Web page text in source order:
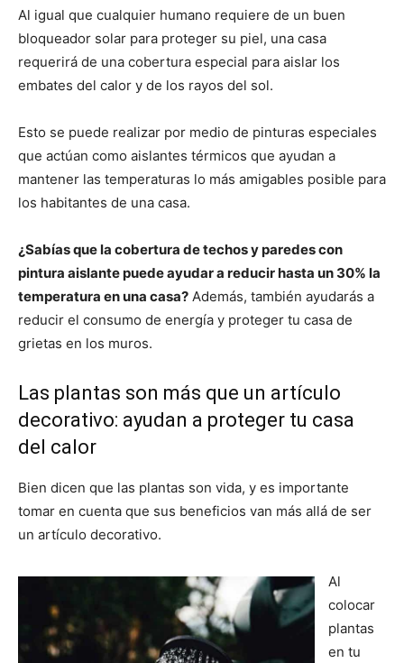
Al igual que cualquier humano requiere de un buen
bloqueador solar para proteger su piel, una casa
requerirá de una cobertura especial para aislar los
embates del calor y de los rayos del sol.
Esto se puede realizar por medio de pinturas especiales
que actúan como aislantes térmicos que ayudan a
mantener las temperaturas lo más amigables posible para
los habitantes de una casa.
¿Sabías que la cobertura de techos y paredes con
pintura aislante puede ayudar a reducir hasta un 30% la
temperatura en una casa? Además, también ayudarás a
reducir el consumo de energía y proteger tu casa de
grietas en los muros.
Las plantas son más que un artículo
decorativo: ayudan a proteger tu casa
del calor
Bien dicen que las plantas son vida, y es importante
tomar en cuenta que sus beneficios van más allá de ser
un artículo decorativo.
Al
colocar
plantas
en tu